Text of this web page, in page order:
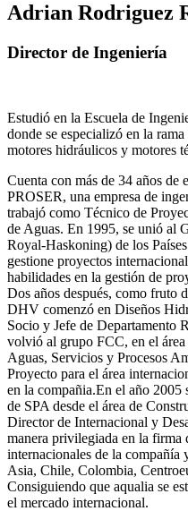
Adrian Rodriguez
Director de Ingeniería
Estudió en la Escuela de
donde se especializó en la
motores hidráulicos y motores
Cuenta con más de 34 años de
PROSER, una empresa de
trabajó como Técnico de
de Aguas. En 1995, se unió
Royal-Haskoning) de los
gestione proyectos
habilidades en la gestión de
Dos años después, como fruto
DHV comenzó en Diseños
Socio y Jefe de Departamento
volvió al grupo FCC, en el
Aguas, Servicios y Procesos
Proyecto para el área
en la compañia.En el año 2005
de SPA desde el área de
Director de Internacional y
manera privilegiada en la firma
internacionales de la compañía
Asia, Chile, Colombia,
Consiguiendo que aqualia se
el mercado internacional.